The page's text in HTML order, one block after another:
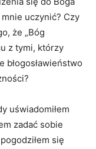
uczynić? Czy
że „Bóg
z tymi, którzy
błogosławieństwo
uświadomiłem
zadać sobie
się